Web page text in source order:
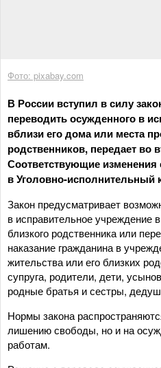
Фото: pixabay.com
В России вступил в силу
переводить осужденного в
вблизи его дома или места
родственников, передает во
Соответствующие
в Уголовно-исполнительный
Закон предусматривает
в исправительное учреждение
близкого родственника или
наказание гражданина в
жительства или его близких
супруга, родители, дети,
родные братья и сестры,
Нормы закона
лишению свободы, но и на
работам.